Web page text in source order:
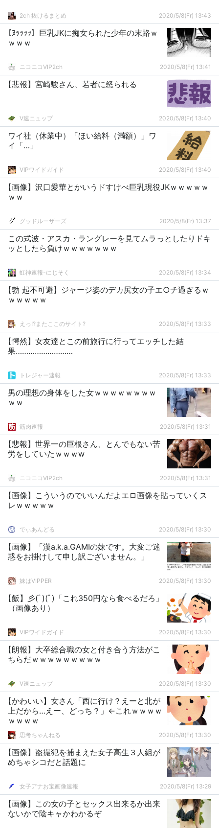
2ch 抜けるまとめ 2020/5/8(Fr) 13:43
【ﾇｯｯｯｯ】巨乳JKに痴女られた少年の末路ｗ
ｗｗｗ
ニコニコVIP2ch 2020/5/8(Fr) 13:41
【悲報】宮崎駿さん、若者に怒られる
V速ニュップ 2020/5/8(Fr) 13:40
ワイ社（休業中）「ほい給料（満額）」ワ
イ「…」
VIPワイドガイド 2020/5/8(Fr) 13:40
【画像】沢口愛華とかいうドすけべ巨乳現役JKｗｗｗｗｗ
ｗｗ
グッドルーザーズ 2020/5/8(Fr) 13:37
この式波・アスカ・ラングレーを見てムラっとしたりドキ
ッとしたら負けｗｗｗｗｗｗｗ
虹神速報-にじそく 2020/5/8(Fr) 13:34
【勃 起不可避】ジャージ姿のデカ尻女の子エ○チ過ぎるｗ
ｗｗｗｗｗ
えっ!?またここのサイト? 2020/5/8(Fr) 13:33
【愕然】女友達とこの前旅行に行ってエッチした結
果………………………
トレジャー速報 2020/5/8(Fr) 13:33
男の理想の身体をした女ｗｗｗｗｗｗｗｗ
ｗｗ
筋肉速報 2020/5/8(Fr) 13:31
【悲報】世界一の巨根さん、とんでもない苦
労をしていたｗｗｗw
ニコニコVIP2ch 2020/5/8(Fr) 13:31
【画像】こういうのでいいんだよエロ画像を貼っていくス
レｗｗｗｗｗ
でぃあんどる 2020/5/8(Fr) 13:30
【画像】「漢a.k.a.GAMIの妹です。大変ご迷
惑をお掛けして申し訳ございません。」
妹はVIPPER 2020/5/8(Fr) 13:30
【飯】彡(ﾟ)(ﾟ)「これ350円なら食べるだろ」
（画像あり）
VIPワイドガイド 2020/5/8(Fr) 13:30
【朗報】大卒総合職の女と付き合う方法がこ
ちらだｗｗｗｗｗｗｗｗｗ
V速ニュップ 2020/5/8(Fr) 13:30
【かわいい】女さん「西に行け？えーと北が
上だから…えー、どっち？」←これｗｗｗｗ
ｗｗｗｗ
思考ちゃんねる 2020/5/8(Fr) 13:30
【画像】盗撮犯を捕まえた女子高生３人組が
めちゃシコだと話題に
女子アナお宝画像速報 2020/5/8(Fr) 13:29
【画像】この女の子とセックス出来るか出来
ないかで陰キャかわかるぞ